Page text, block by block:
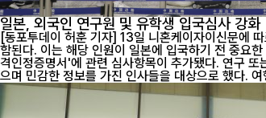
일본, 외국인 연구원 및 유학생 입국심사 강화
[동포투데이 허훈 기자] 13일 니혼케이자이신문에
함된다. 이는 해당 인원이 일본에 입국하기 전 중요한 연구 성과나 기술을 해외로 반출할
격인정증명서'에 관련 심사항목이 추가됐다. 연구 또는 유학 자격을 취득한 모든 외국인은 이 서류를 제출해야 하며, 서류에 기입해야 할 항목은 일본 입국 목적, 일본 내 거주지 등이다. 엄격한 심사는 지난해부터 시작됐